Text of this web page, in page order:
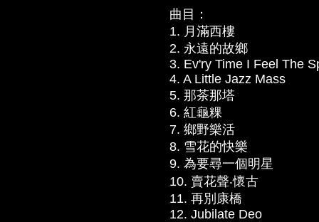
曲目：
1. 月滿西樓
2. 永遠的故鄉
3. Ev'ry Time I Feel The
4. A Little Jazz Mass
5. 那茶那塔
6. 紅龜粿
7. 鄉野樂活
8. 雪花的快樂
9. 為要尋一個明星
10. 賣花聲‧懷古
11. 再別康橋
12. Jubilate Deo